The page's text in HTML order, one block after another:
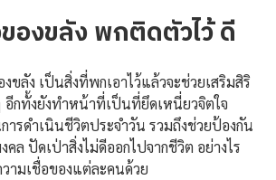
องขลัง พกติดตัวไว้ ดี
ง เป็นสิ่งที่พกเอาไว้แล้วจะช่วยเสริมสิริ
อีกทั้งยังทำหน้าที่เป็นที่ยึดเหนี่ยวจิตใจ
ารดำเนินชีวิตประจำวัน รวมถึงช่วยป้องกัน
ล ปัดเป่าสิ่งไม่ดีออกไปจากชีวิต อย่างไร
ามเชื่อของแต่ละคนด้วย